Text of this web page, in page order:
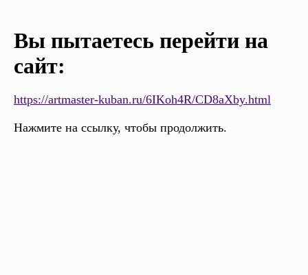
Вы пытаетесь перейти на
сайт:
https://artmaster-kuban.ru/6IKoh4R/CD8aXby.html
Нажмите на ссылку, чтобы продолжить.